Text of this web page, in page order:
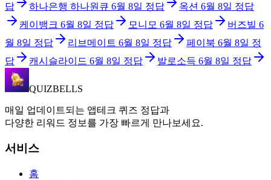
답
하나은행 하나원큐 6월 8일 정답 옥션 6월 8일 정답
케이뱅크 6월 8일 정답 모니모 6월 8일 정답 버즈빌 6
월 8일 정답 리브메이트 6월 8일 정답 페이북 6월 8일 정
답
캐시슬라이드 6월 8일 정답 발로소득 6월 8일 정답
QUIZBELLS
매일 업데이트되는 앱테크 퀴즈 정답과
다양한 리워드 정보를 가장 빠르게 만나보세요.
서비스
홈